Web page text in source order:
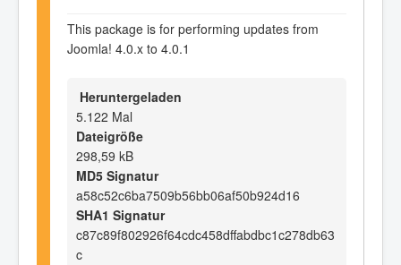
This package is for performing updates from
Joomla! 4.0.x to 4.0.1
Heruntergeladen
5.122 Mal
Dateigröße
298,59 kB
MD5 Signatur
a58c52c6ba7509b56bb06af50b924d16
SHA1 Signatur
c87c89f802926f64cdc458dffabdbc1c278db63
c